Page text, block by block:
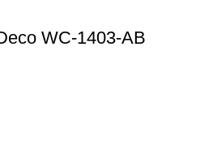
WC-1403-AB